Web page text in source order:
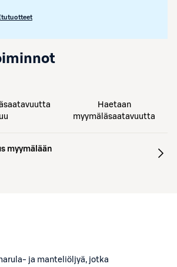
Haetaan
myymäläsaatavuutta
myymälään
ja manteliöljyä, jotka